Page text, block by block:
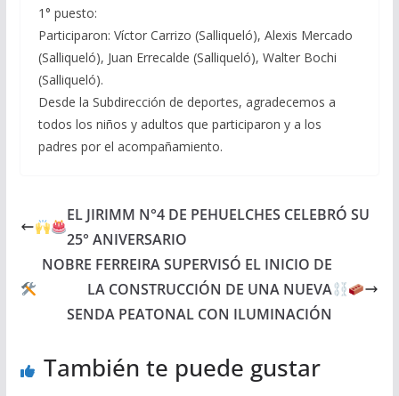
1° puesto:
Participaron: Víctor Carrizo (Salliqueló), Alexis Mercado
(Salliqueló), Juan Errecalde (Salliqueló), Walter Bochi
(Salliqueló).
Desde la Subdirección de deportes, agradecemos a
todos los niños y adultos que participaron y a los
padres por el acompañamiento.
EL JIRIMM N°4 DE PEHUELCHES CELEBRÓ SU
25° ANIVERSARIO
NOBRE FERREIRA SUPERVISÓ EL INICIO DE
LA CONSTRUCCIÓN DE UNA NUEVA
SENDA PEATONAL CON ILUMINACIÓN
También te puede gustar